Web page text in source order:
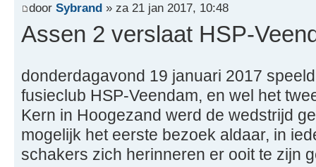
door Sybrand » za 21 jan 2017, 10:48
Assen 2 verslaat HSP-
donderdagavond 19 januari 2017
fusieclub HSP-Veendam, en wel het
Kern in Hoogezand werd de wedstrijd
mogelijk het eerste bezoek aldaar, in
schakers zich herinneren er ooit te zijn